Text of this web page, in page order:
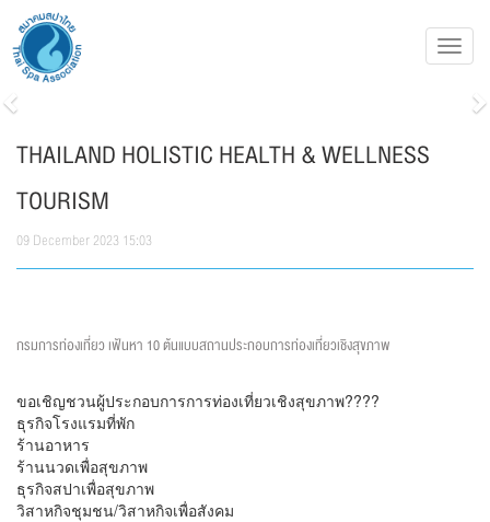
Previous
THAILAND HOLISTIC HEALTH & WELLNESS
TOURISM
09 December 2023 15:03
กรมการท่องเที่ยว เฟ้นหา 10 ต้นแบบสถานประกอบการท่องเที่ยวเชิงสุขภาพ
ขอเชิญชวนผู้ประกอบการการท่องเที่ยวเชิงสุขภาพ????
ธุรกิจโรงแรมที่พัก
ร้านอาหาร
ร้านนวดเพื่อสุขภาพ
ธุรกิจสปาเพื่อสุขภาพ
วิสาหกิจชุมชน/วิสาหกิจเพื่อสังคม